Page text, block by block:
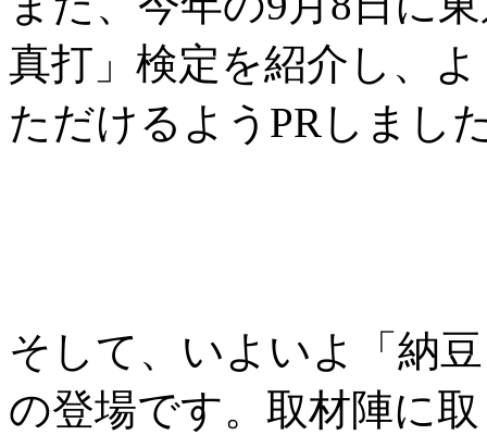
真打」検定を紹介し、
ただけるようPRしまし
そして、いよいよ「納
の登場です。取材陣に